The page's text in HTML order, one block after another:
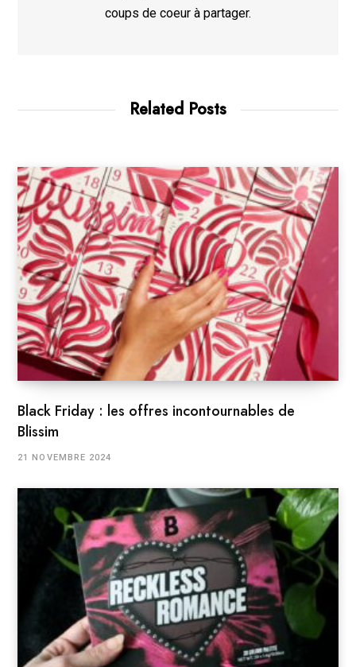
coups de coeur à partager.
Related Posts
Black Friday : les offres incontournables de
Blissim
21 NOVEMBRE 2024